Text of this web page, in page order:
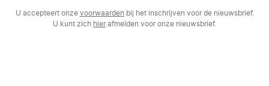
U accepteert onze voorwaarden bij het inschrijven voor de nieuwsbrief.
U kunt zich hierafmelden voor onze nieuwsbrief.